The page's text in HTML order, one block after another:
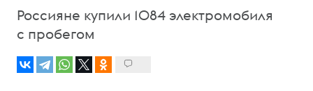
Россияне купили 1084 электромобиля
с пробегом